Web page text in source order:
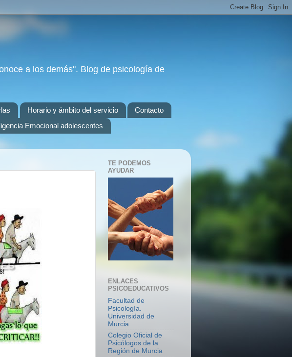
a los demás". Blog de psicología de
Horario y ámbito del servicio
Contacto
Emocional adolescentes
TE PODEMOS
AYUDAR
ENLACES
PSICOEDUCATIVOS
Facultad de
Psicología.
Universidad de
Murcia
Colegio Oficial de
Psicólogos de la
Región de Murcia